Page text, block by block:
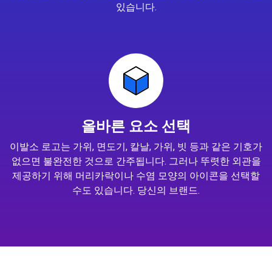
있습니다.
올바른 요소 선택
이발소 로고는 가위, 면도기, 칼날, 가위, 빗 등과 같은 기호가
없으면 불완전한 것으로 간주됩니다. 그러나 뚜렷한 외관을
제공하기 위해 머리카락이나 수염 모양의 아이콘을 선택할
수도 있습니다. 당신의 브랜드.